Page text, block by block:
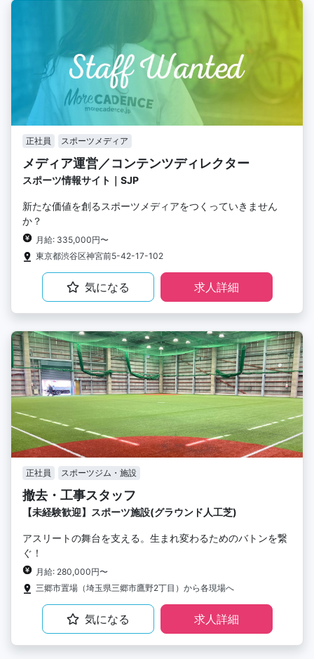
正社員 スポーツメディア
メディア運営／コンテンツディレクター
スポーツ情報サイト｜SJP
新たな価値を創るスポーツメディアをつくっていきません
か？
月給: 335,000円〜
東京都渋谷区神宮前5-42-17-102
気になる 求人詳細
正社員 スポーツジム・施設
撤去・工事スタッフ
【未経験歓迎】スポーツ施設(グラウンド人工芝)
アスリートの舞台を支える。生まれ変わるためのバトンを繋
ぐ！
月給: 280,000円〜
三郷市置場（埼玉県三郷市鷹野2丁目）から各現場へ
気になる 求人詳細